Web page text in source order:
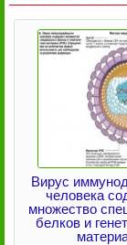
Вирус
человека
множество
белков и